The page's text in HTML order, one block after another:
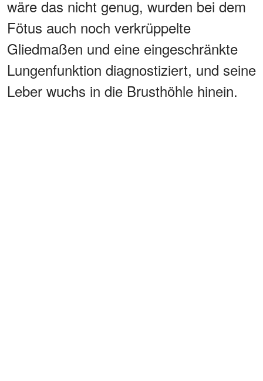
wäre das nicht genug, wurden bei dem
Fötus auch noch verkrüppelte
Gliedmaßen und eine eingeschränkte
Lungenfunktion diagnostiziert, und seine
Leber wuchs in die Brusthöhle hinein.